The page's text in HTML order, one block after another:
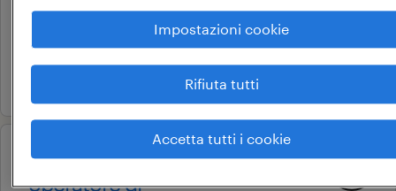
tempo determinato
22.000 € - 28.000 € annuale
operational
operatore di
Impostazioni cookie
Rifiuta tutti
Accetta tutti i cookie